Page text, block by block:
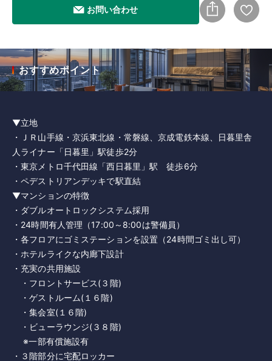
お問い合わせ
おすすめポイント
▼立地
・ＪＲ山手線・京浜東北線・常磐線、京成電鉄本線、日暮里舎
人ライナー「日暮里」駅徒歩2分
・東京メトロ千代田線「西日暮里」駅 徒歩6分
・ペデストリアンデッキで駅直結
▼マンションの特徴
・ダブルオートロックシステム採用
・24時間有人管理（17:00～8:00は警備員）
・各フロアにゴミステーションを設置（24時間ゴミ出し可）
・ホテルライクな内廊下設計
・充実の共用施設
・フロントサービス(３階)
・ゲストルーム(１６階)
・集会室(１６階)
・ビューラウンジ(３８階)
※一部有償施設有
・３階部分に宅配ロッカー